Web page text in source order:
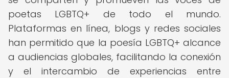
poetas LGBTQ+ de todo el mundo.
Plataformas en línea, blogs y redes sociales
han permitido que la poesía LGBTQ+ alcance
a audiencias globales, facilitando la conexión
y el intercambio de experiencias entre